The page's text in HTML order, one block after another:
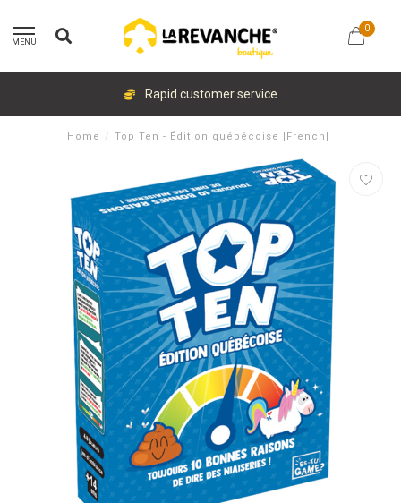
MENU
0
Rapid customer service
Home / Top Ten - Édition québécoise [French]